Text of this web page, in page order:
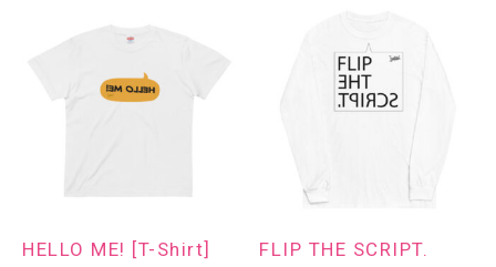
HELLO ME! [T-Shirt]
FLIP THE SCRIPT.